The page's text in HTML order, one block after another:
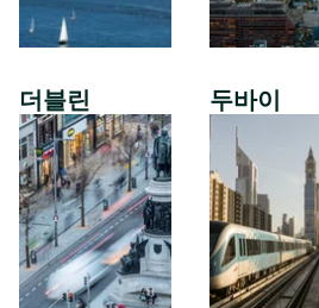
더블린 두바이